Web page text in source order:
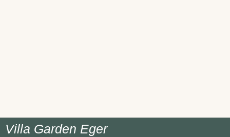
Villa Garden Eger